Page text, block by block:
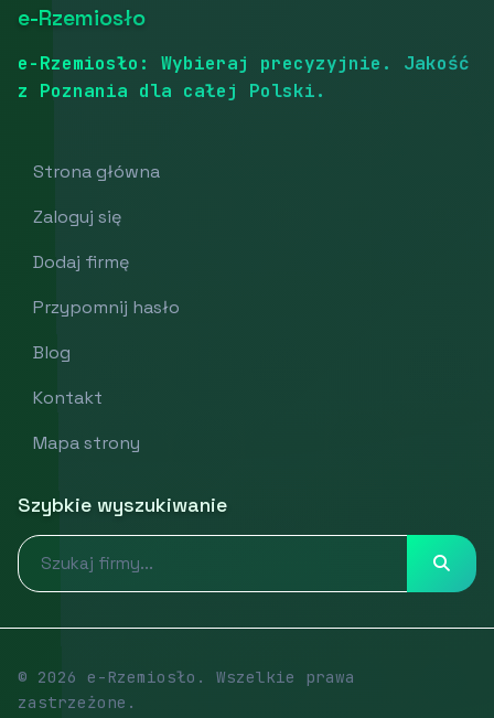
e-Rzemiosło
e-Rzemiosło: Wybieraj precyzyjnie. Jakość
z Poznania dla całej Polski.
Strona główna
Zaloguj się
Dodaj firmę
Przypomnij hasło
Blog
Kontakt
Mapa strony
Szybkie wyszukiwanie
© 2026 e-Rzemiosło. Wszelkie prawa
zastrzeżone.